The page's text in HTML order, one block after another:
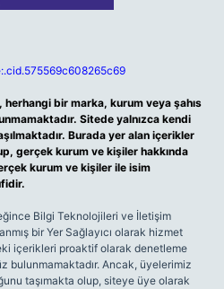
bir marka, kurum veya şahıs
Sitede yalnızca kendi
Burada yer alan içerikler
gerçek kurum ve kişiler hakkında
kurum ve kişiler ile isim
Bilgi Teknolojileri ve İletişim
bir Yer Sağlayıcı olarak hizmet
içerikleri proaktif olarak denetleme
bulunmamaktadır. Ancak, üyelerimiz
taşımakta olup, siteye üye olarak